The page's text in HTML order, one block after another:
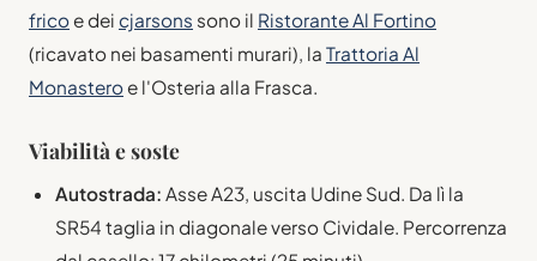
fricoe dei cjarsons sono il Ristorante Al Fortino
(ricavato nei basamenti murari), la Trattoria Al
Monasteroe l'Osteria alla Frasca.
Viabilità e soste
Autostrada: Asse A23, uscita Udine Sud. Da lì la
SR54 taglia in diagonale verso Cividale. Percorrenza